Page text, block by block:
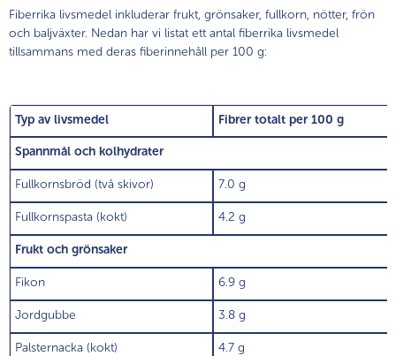
Fiberrika livsmedel inkluderar frukt, grönsaker, fullkorn, nötter, frön
och baljväxter. Nedan har vi listat ett antal fiberrika livsmedel
tillsammans med deras fiberinnehåll per 100 g:
Typ av livsmedel Fibrer totalt per 100 g
Spannmål och kolhydrater
Fullkornsbröd (två skivor) 7.0 g
Fullkornspasta (kokt) 4.2 g
Frukt och grönsaker
Fikon 6.9 g
Jordgubbe 3.8 g
Palsternacka (kokt) 4.7 g